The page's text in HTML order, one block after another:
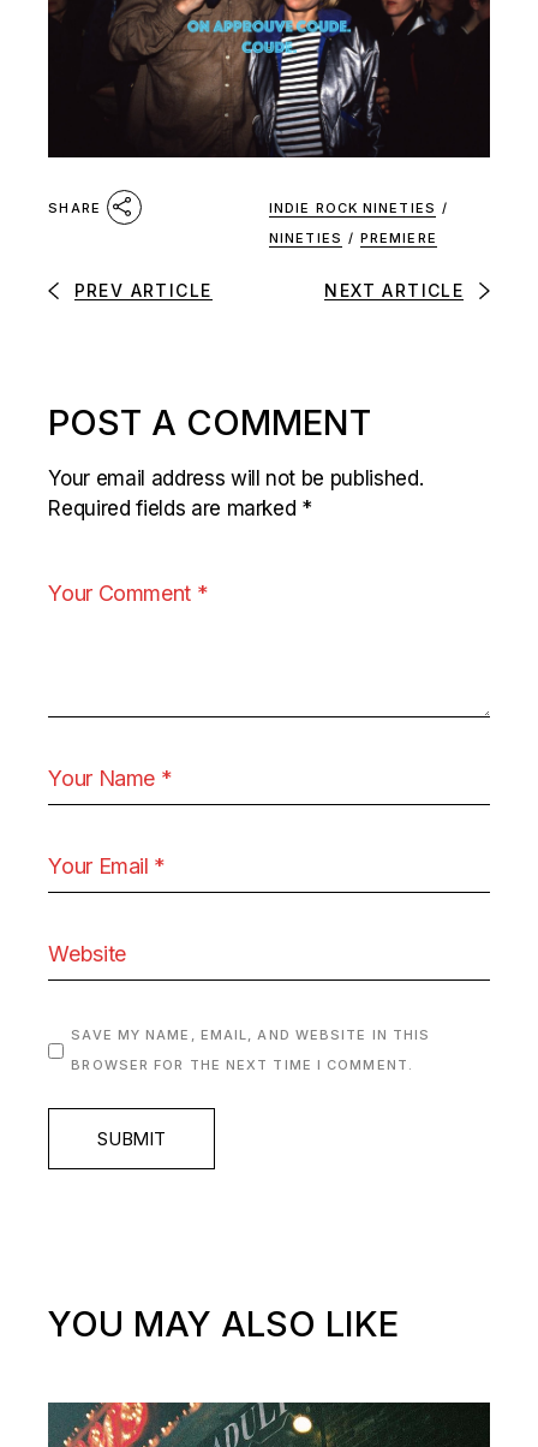
SHARE INDIE ROCK NINETIES /
NINETIES / PREMIERE
PREV ARTICLE NEXT ARTICLE
POST A COMMENT
Your email address will not be published.
Required fields are marked *
SAVE MY NAME, EMAIL, AND WEBSITE IN THIS
BROWSER FOR THE NEXT TIME I COMMENT.
SUBMIT
YOU MAY ALSO LIKE